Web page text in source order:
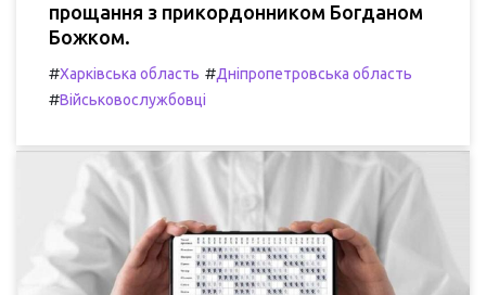
прощання з прикордонником Богданом
Божком.
#Харківська область #Дніпропетровська область
#Військовослужбовці